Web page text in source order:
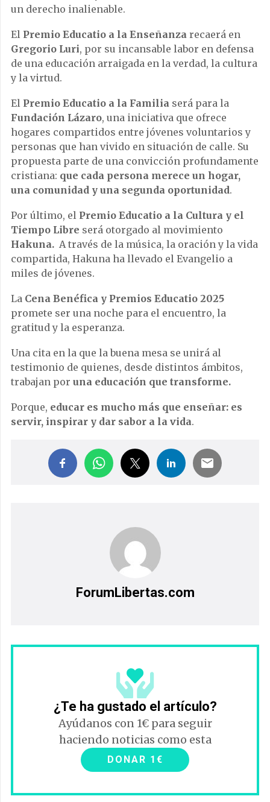
un derecho inalienable.
El Premio Educatio a la Enseñanza recaerá en
Gregorio Luri, por su incansable labor en defensa
de una educación arraigada en la verdad, la cultura
y la virtud.
El Premio Educatio a la Familia será para la
Fundación Lázaro, una iniciativa que ofrece
hogares compartidos entre jóvenes voluntarios y
personas que han vivido en situación de calle. Su
propuesta parte de una convicción profundamente
cristiana: que cada persona merece un hogar,
una comunidad y una segunda oportunidad.
Por último, el Premio Educatio a la Cultura y el
Tiempo Libre será otorgado al movimiento
Hakuna. A través de la música, la oración y la vida
compartida, Hakuna ha llevado el Evangelio a
miles de jóvenes.
La Cena Benéfica y Premios Educatio 2025
promete ser una noche para el encuentro, la
gratitud y la esperanza.
Una cita en la que la buena mesa se unirá al
testimonio de quienes, desde distintos ámbitos,
trabajan por una educación que transforme.
Porque, educar es mucho más que enseñar: es
servir, inspirar y dar sabor a la vida.
ForumLibertas.com
¿Te ha gustado el artículo?
Ayúdanos con 1€ para seguir
haciendo noticias como esta
DONAR 1€